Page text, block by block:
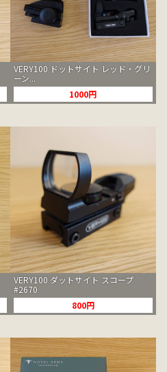
VERY100 ドットサイト レッド・グリ
ーン...
1000円
VERY100 ダットサイト スコープ
#2670
800円